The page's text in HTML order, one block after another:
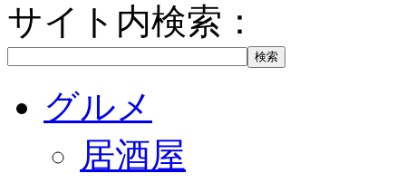
サイト内検索：
グルメ
居酒屋